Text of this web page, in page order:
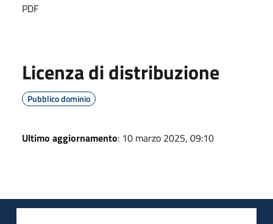
PDF
Licenza di distribuzione
Pubblico dominio
Ultimo aggiornamento: 10 marzo 2025, 09:10